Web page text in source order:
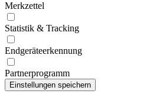
Merkzettel
Statistik & Tracking
Endgeräteerkennung
Partnerprogramm